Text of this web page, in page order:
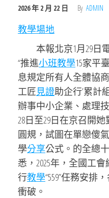
2026 年 2 月 22 日 By ADMIN
教學場地
本報北京1月29日
“推進小班教學15家平
息規定所有人全體協商
工匠見證助企行’累計
辦事中小企業、處理技
28日至29日在京召開
圓規，試圖在單戀傻
學分享公式。的全總
悉，2025年，全國工
行教學“559”任務安排
衝破。